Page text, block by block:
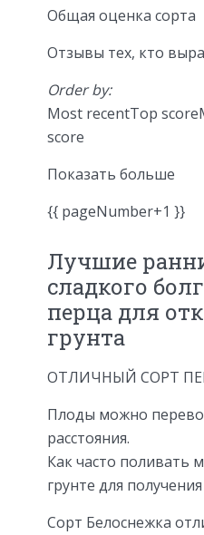
Общая оценка сорта
Отзывы тех, кто
Order by:
Most recentTop
score
Показать больше
{{ pageNumber+1 }}
Лучшие
сладкого
перца для
грунта
ОТЛИЧНЫЙ СОРТ
Плоды можно
расстояния.
Как часто поливать
грунте для
Сорт Белоснежка